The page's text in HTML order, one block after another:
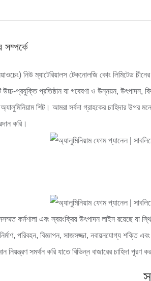
সম্পর্কে
নিউ ম্যাটেরিয়ালস টেকনোলজি কোং লিমিটেড
প্রযুক্তি প্রতিষ্ঠান যা গবেষণা ও উন্নয়ন, উৎপাদন,
শিট। আমরা সর্বদা গ্রাহকের চাহিদার
করি।
কর্মশালা এবং স্বয়ংক্রিয় উৎপাদন লাইন রয়েছে যা
পরিবহন, বিজ্ঞাপন, সাজসজ্জা, নবায়নযোগ্য শক্তি
নিয়ন্ত্রণ সমর্থন করি যাতে বিভিন্ন বাজারের চাহিদা পূরণ